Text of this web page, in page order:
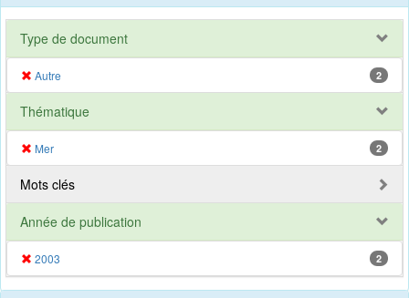
Type de document
Autre 2
Thématique
Mer 2
Mots clés
Année de publication
2003 2